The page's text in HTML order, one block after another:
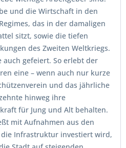
und die Wirtschaft in den
das in der damaligen
sitzt, sowie die tiefen
des Zweiten Weltkriegs.
gefeiert. So erlebt der
eine – wenn auch nur kurze
und das jährliche
hinweg ihre
für Jung und Alt behalten.
mit Aufnahmen aus den
die Infrastruktur investiert wird,